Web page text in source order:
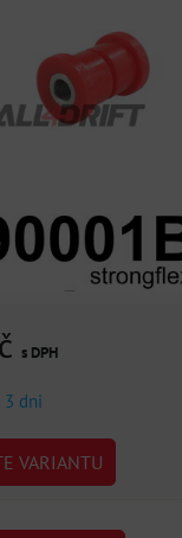
s DPH
3 dni
VARIANTU